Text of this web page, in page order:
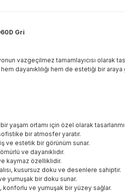
Gri
vazgeçilmez tamamlayıcısı olarak
dayanıklılığı hem de estetiği bir araya
yaşam ortamı için özel olarak
bir atmosfer yaratır.
ve estetik bir görünüm sunar.
ve dayanıklıdır.
kaymaz özelliklidir.
kusursuz doku ve desenlere sahiptir.
yumuşak bir doku sunar.
konforlu ve yumuşak bir yüzey sağlar.